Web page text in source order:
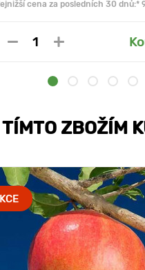
cena za posledních 30 dnů:*
TÍMTO ZBOŽÍM